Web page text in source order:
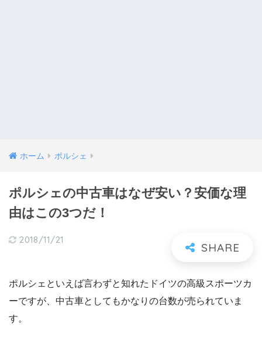
ホーム ポルシェ
ポルシェの中古車はなぜ安い？安価な理
由はこの3つだ！
2018/11/21
ポルシェといえば言わずと知れたドイツの高級スポーツカ
ーですが、中古車としてもかなりの台数が売られていま
す。